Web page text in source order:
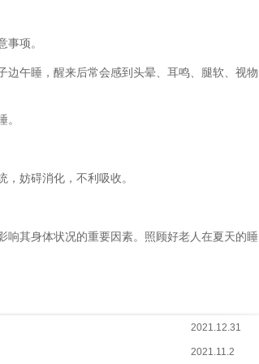
事项。
午睡，醒来后常会感到头晕、耳鸣、腿软、视物
。
妨碍消化，不利吸收。
响其身体状况的重要因素。照顾好老人在夏天的睡
2021.12.31
2021.11.2